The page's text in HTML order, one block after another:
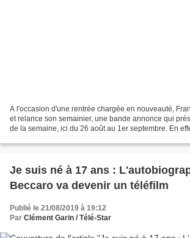
A l'occasion d'une rentrée chargée en nouveauté,
et relance son semainier, une bande annonce qui
de la semaine, ici du 26 août au 1er septembre. En
Je suis né à 17 ans :
Beccaro va devenir un téléfilm
Publié le 21/08/2019 à 19:12
Par Clément Garin / Télé-Star